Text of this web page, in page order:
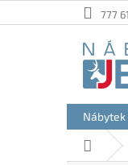
na
777
Domů